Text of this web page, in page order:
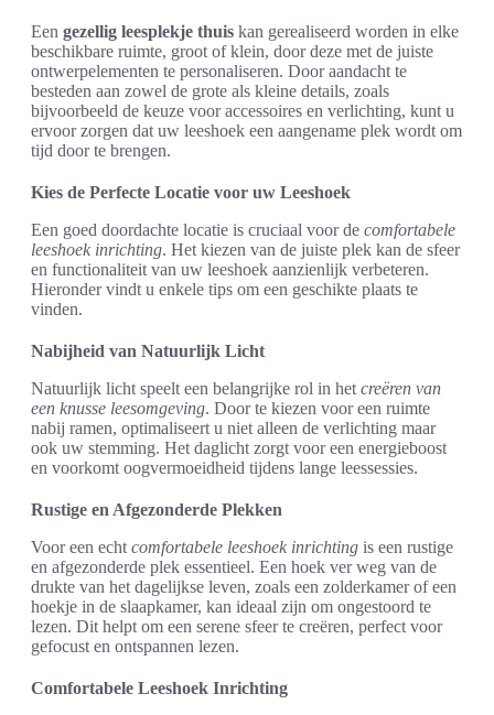
Een gezellig leesplekje thuis kan gerealiseerd worden in elke
beschikbare ruimte, groot of klein, door deze met de juiste
ontwerpelementen te personaliseren. Door aandacht te
besteden aan zowel de grote als kleine details, zoals
bijvoorbeeld de keuze voor accessoires en verlichting, kunt u
ervoor zorgen dat uw leeshoek een aangename plek wordt om
tijd door te brengen.
Kies de Perfecte Locatie voor uw Leeshoek
Een goed doordachte locatie is cruciaal voor de comfortabele
leeshoek inrichting. Het kiezen van de juiste plek kan de sfeer
en functionaliteit van uw leeshoek aanzienlijk verbeteren.
Hieronder vindt u enkele tips om een geschikte plaats te
vinden.
Nabijheid van Natuurlijk Licht
Natuurlijk licht speelt een belangrijke rol in het creëren van
een knusse leesomgeving. Door te kiezen voor een ruimte
nabij ramen, optimaliseert u niet alleen de verlichting maar
ook uw stemming. Het daglicht zorgt voor een energieboost
en voorkomt oogvermoeidheid tijdens lange leessessies.
Rustige en Afgezonderde Plekken
Voor een echt comfortabele leeshoek inrichting is een rustige
en afgezonderde plek essentieel. Een hoek ver weg van de
drukte van het dagelijkse leven, zoals een zolderkamer of een
hoekje in de slaapkamer, kan ideaal zijn om ongestoord te
lezen. Dit helpt om een serene sfeer te creëren, perfect voor
gefocust en ontspannen lezen.
Comfortabele Leeshoek Inrichting